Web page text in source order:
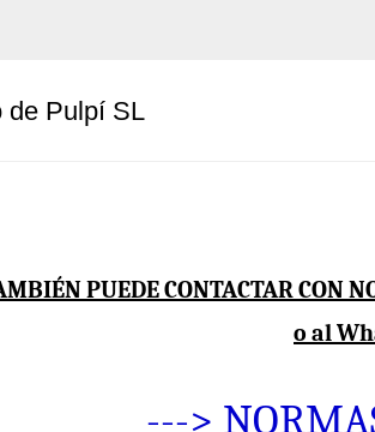
de Pulpí SL
PUEDE CONTACTAR CON
o al
--->